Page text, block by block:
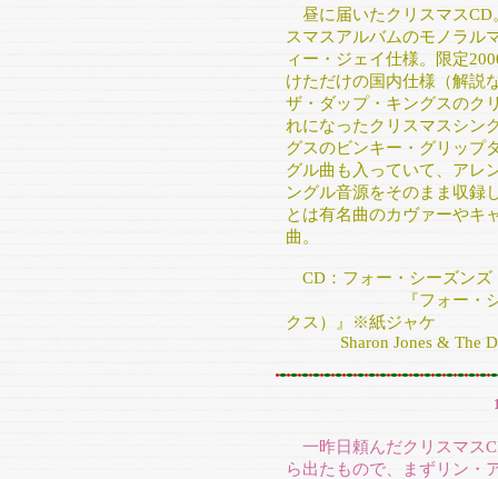
昼に届いたクリスマスCD
スマスアルバムのモノラル
ィー・ジェイ仕様。限定
けただけの国内仕様（解説
ザ・ダップ・キングスのク
れになったクリスマスシン
グスのビンキー・グリップ
グル曲も入っていて、アレ
ングル音源をそのまま収録
とは有名曲のカヴァーやキ
曲。
CD：フォー・シーズンズ
『フォー・シーズン
クス）』※紙ジャケ
Sharon Jones & The
一昨日頼んだクリスマス
ら出たもので、まずリン・